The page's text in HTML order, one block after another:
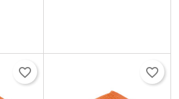
favorite_border favorite_border